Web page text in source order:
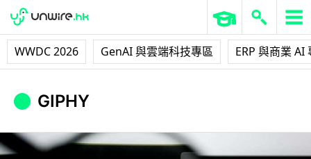
WWDC 2026 GenAI 與雲端科技專區 ERP 與商業 AI
GIPHY